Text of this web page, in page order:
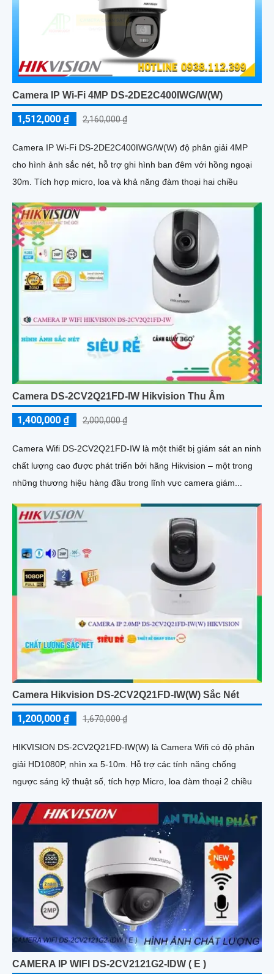
Camera IP Wi-Fi 4MP DS-2DE2C400IWG/W(W)
1,512,000 ₫ 2,160,000 ₫
Camera IP Wi-Fi DS-2DE2C400IWG/W(W) độ phân giải 4MP
cho hình ảnh sắc nét, hỗ trợ ghi hình ban đêm với hồng ngoại
30m. Tích hợp micro, loa và khả năng đàm thoại hai chiều
Camera DS-2CV2Q21FD-IW Hikvision Thu Âm
1,400,000 ₫ 2,000,000 ₫
Camera Wifi DS-2CV2Q21FD-IW là một thiết bị giám sát an ninh
chất lượng cao được phát triển bởi hãng Hikvision – một trong
những thương hiệu hàng đầu trong lĩnh vực camera giám...
Camera Hikvision DS-2CV2Q21FD-IW(W) Sắc Nét
1,200,000 ₫ 1,670,000 ₫
HIKVISION DS-2CV2Q21FD-IW(W) là Camera Wifi có độ phân
giải HD1080P, nhìn xa 5-10m. Hỗ trợ các tính năng chống
ngược sáng kỹ thuật số, tích hợp Micro, loa đàm thoại 2 chiều
CAMERA IP WIFI DS-2CV2121G2-IDW ( E )